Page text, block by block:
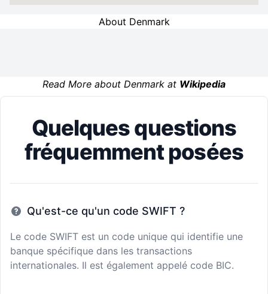
About Denmark
Read More about Denmark at Wikipedia
Quelques questions
fréquemment posées
Qu'est-ce qu'un code SWIFT ?
Le code SWIFT est un code unique qui identifie une
banque spécifique dans les transactions
internationales. Il est également appelé code BIC.